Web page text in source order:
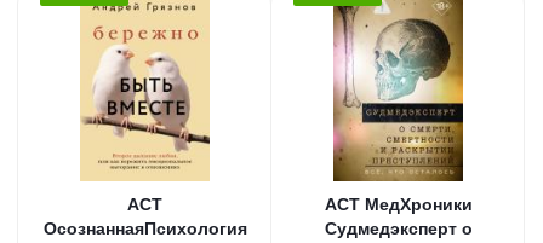
АСТ
ОсознаннаяПсихология
АСТ МедХроники
Судмедэксперт о